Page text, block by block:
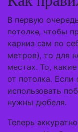
В первую
потолке, чтобы
карниз сам по
метров), то для
местах. То,
от потолка.
использовать
нужны дюбеля.
Теперь